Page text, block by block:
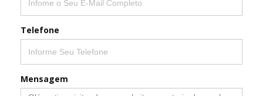
Telefone
Mensagem